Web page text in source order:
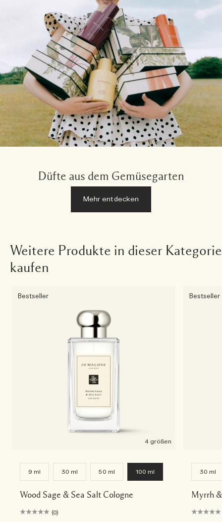
Düfte aus dem Gemüsegarten
Mehr entdecken
Weitere Produkte in dieser Kategorie
kaufen
Bestseller
4 größen
9 ml 30 ml 50 ml 100 ml
Wood Sage & Sea Salt Cologne
(0)
Bestseller
30 ml
Myrrh